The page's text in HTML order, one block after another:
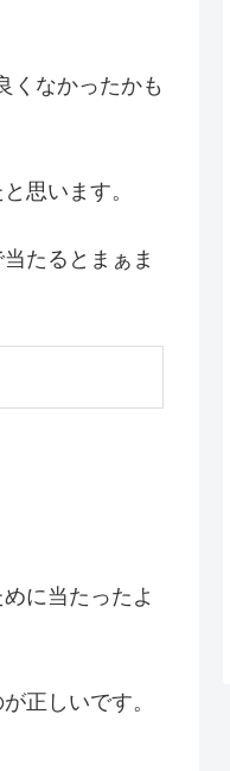
くなかったかも
思います。
たるとまぁま
に当たったよ
正しいです。